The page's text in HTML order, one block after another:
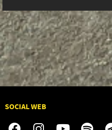
SOCIAL WEB